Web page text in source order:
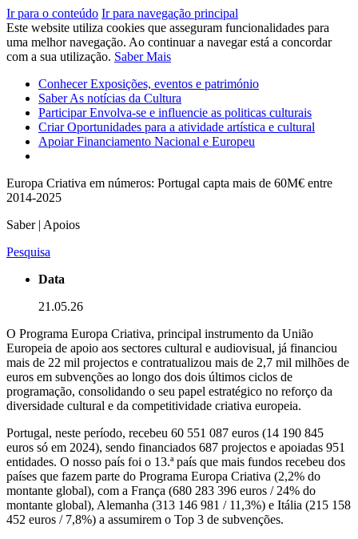
Ir para o conteúdo Ir para navegação principal
Este website utiliza cookies que asseguram funcionalidades para
uma melhor navegação. Ao continuar a navegar está a concordar
com a sua utilização. Saber Mais
ConhecerExposições, eventos e património
SaberAs notícias da Cultura
ParticiparEnvolva-se e influencie as politicas culturais
CriarOportunidades para a atividade artística e cultural
ApoiarFinanciamento Nacional e Europeu
Europa Criativa em números: Portugal capta mais de 60M€ entre
2014-2025
Saber | Apoios
Pesquisa
Data
21.05.26
O Programa Europa Criativa, principal instrumento da União
Europeia de apoio aos sectores cultural e audiovisual, já financiou
mais de 22 mil projectos e contratualizou mais de 2,7 mil milhões de
euros em subvenções ao longo dos dois últimos ciclos de
programação, consolidando o seu papel estratégico no reforço da
diversidade cultural e da competitividade criativa europeia.
Portugal, neste período, recebeu 60 551 087 euros (14 190 845
euros só em 2024), sendo financiados 687 projectos e apoiadas 951
entidades. O nosso país foi o 13.ª país que mais fundos recebeu dos
países que fazem parte do Programa Europa Criativa (2,2% do
montante global), com a França (680 283 396 euros / 24% do
montante global), Alemanha (313 146 981 / 11,3%) e Itália (215 158
452 euros / 7,8%) a assumirem o Top 3 de subvenções.